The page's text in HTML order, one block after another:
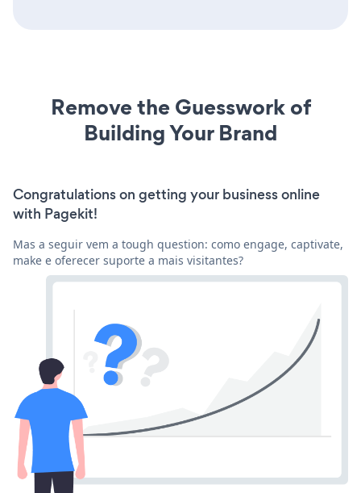
Remove the Guesswork of
Building Your Brand
Congratulations on getting your business online
with Pagekit!
Mas a seguir vem a tough question: como engage, captivate,
make e oferecer suporte a mais visitantes?